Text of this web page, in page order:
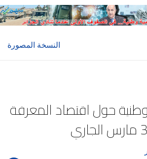
النسخة المصورة
حول اقتصاد المعرفة